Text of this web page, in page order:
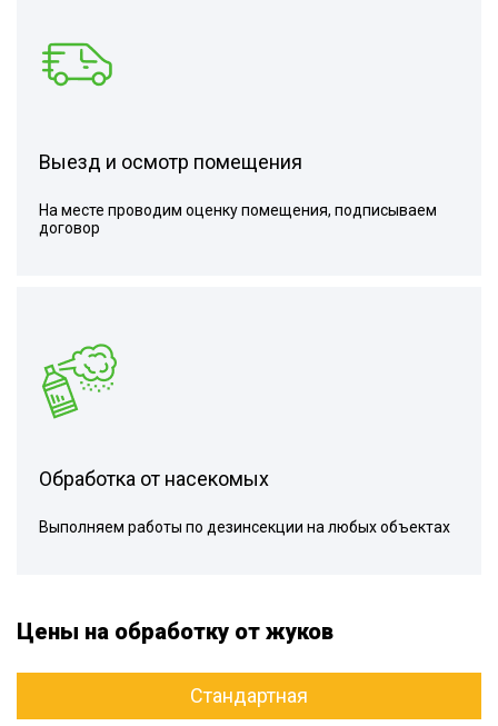
Выезд и осмотр помещения
На месте проводим оценку помещения, подписываем
договор
Обработка от насекомых
Выполняем работы по дезинсекции на любых объектах
Цены на обработку от жуков
Стандартная